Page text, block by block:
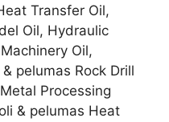
Transfer Oil,
Oil, Hydraulic
Oil,
pelumas Rock Drill
Processing
& pelumas Heat